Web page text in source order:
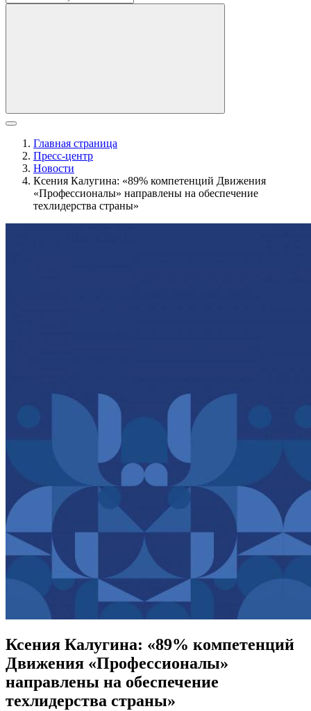
Главная страница
Пресс-центр
Новости
Ксения Калугина: «89% компетенций Движения
«Профессионалы» направлены на обеспечение
техлидерства страны»
Ксения Калугина: «89% компетенций
Движения «Профессионалы»
направлены на обеспечение
техлидерства страны»